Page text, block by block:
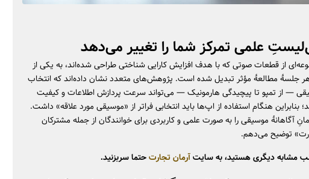
علمی تمرکز شما را تغییر می‌دهد
از قطعات صوتی که با هدف افزایش کارایی شناختی طراحی شده‌اند، به یکی از
هر جلسهٔ مطالعهٔ مؤثر تبدیل شده است. پژوهش‌های متعدد نشان داده‌اند که انتخاب
— از تمپو تا پیچیدگی هارمونیک — می‌تواند سرعت پردازش اطلاعات و کیفیت
بنابراین هنگام استفاده از اپ‌ها باید انتخابی فراتر از «موسیقی مورد علاقه» داشت.
آگاهانهٔ موسیقی را به صورت علمی و کاربردی برای خوانندگان از جمله مشترکان
توضیح می‌دهم.
مشابه دیگری هستید، به سایتآرمان تجارتحتما سربزنید.